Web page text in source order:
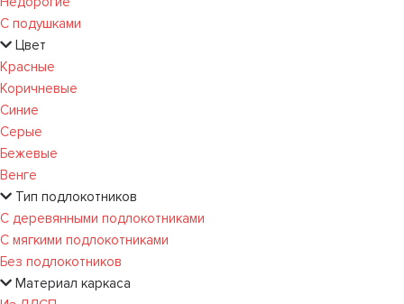
С подушками
Цвет
Красные
Коричневые
Синие
Серые
Бежевые
Венге
Тип подлокотников
С деревянными подлокотниками
С мягкими подлокотниками
Без подлокотников
Материал каркаса